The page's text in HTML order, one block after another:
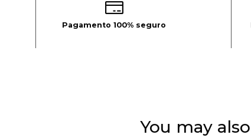
Pagamento 100% seguro
You may